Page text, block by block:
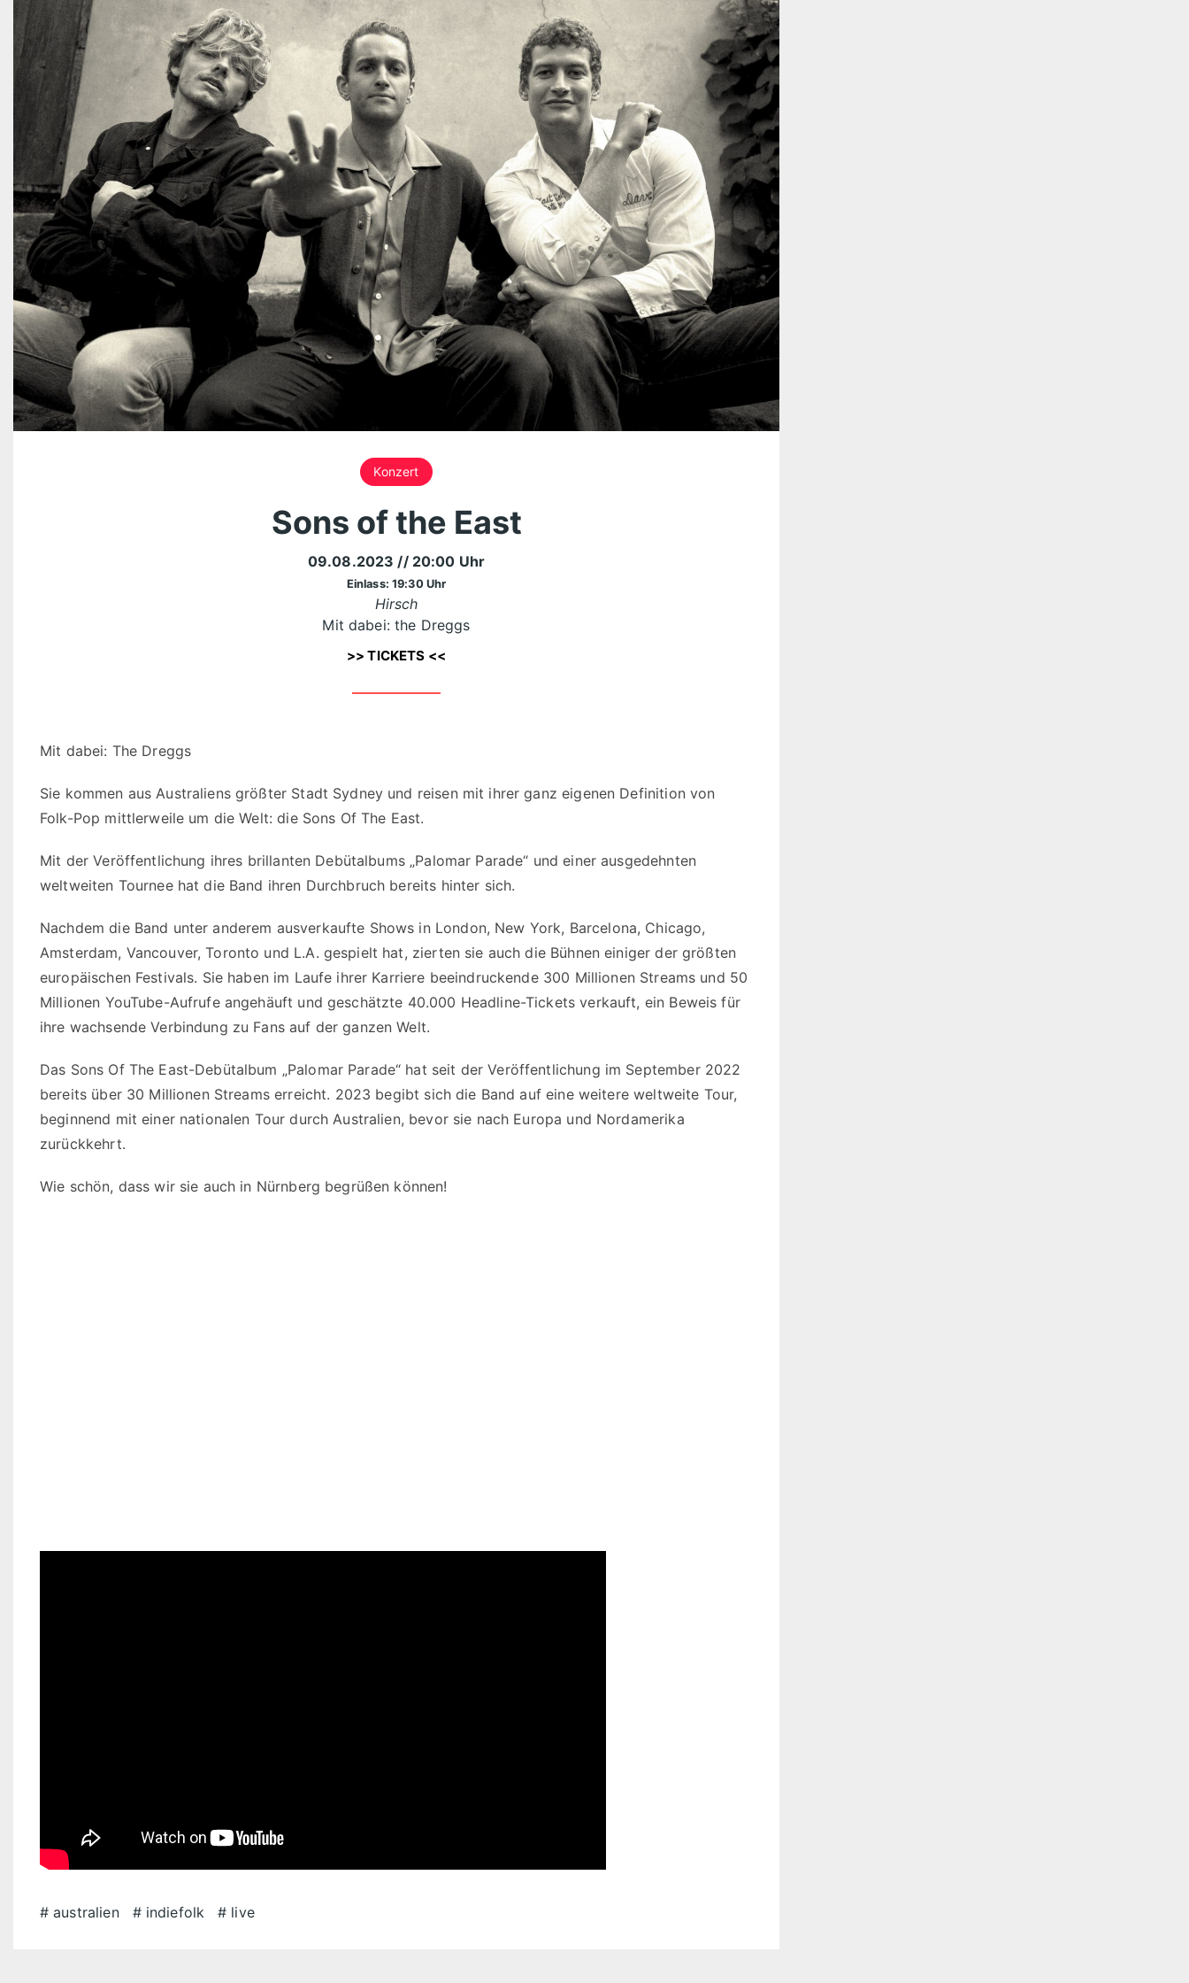
Konzert
Sons of the East
09.08.2023// 20:00 Uhr
Einlass: 19:30 Uhr
Hirsch
Mit dabei: the Dreggs
>> TICKETS <<
Mit dabei: The Dreggs
Sie kommen aus Australiens größter Stadt Sydney und reisen mit ihrer ganz eigenen Definition von
Folk-Pop mittlerweile um die Welt: die Sons Of The East.
Mit der Veröffentlichung ihres brillanten Debütalbums „Palomar Parade“ und einer ausgedehnten
weltweiten Tournee hat die Band ihren Durchbruch bereits hinter sich.
Nachdem die Band unter anderem ausverkaufte Shows in London, New York, Barcelona, Chicago,
Amsterdam, Vancouver, Toronto und L.A. gespielt hat, zierten sie auch die Bühnen einiger der größten
europäischen Festivals. Sie haben im Laufe ihrer Karriere beeindruckende 300 Millionen Streams und 50
Millionen YouTube-Aufrufe angehäuft und geschätzte 40.000 Headline-Tickets verkauft, ein Beweis für
ihre wachsende Verbindung zu Fans auf der ganzen Welt.
Das Sons Of The East-Debütalbum „Palomar Parade“ hat seit der Veröffentlichung im September 2022
bereits über 30 Millionen Streams erreicht. 2023 begibt sich die Band auf eine weitere weltweite Tour,
beginnend mit einer nationalen Tour durch Australien, bevor sie nach Europa und Nordamerika
zurückkehrt.
Wie schön, dass wir sie auch in Nürnberg begrüßen können!
australien indiefolk live